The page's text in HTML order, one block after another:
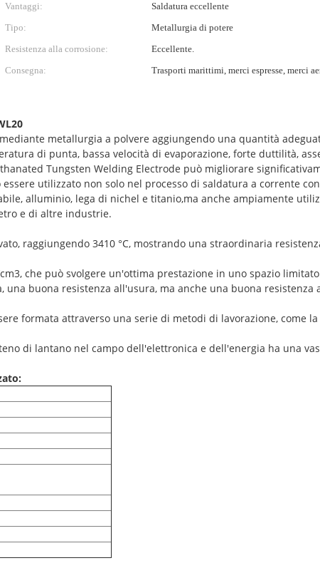
Vantaggi:
Saldatura eccellente
Tipo:
Metallurgia di potere
Resistenza alla corrosione:
Eccellente.
Consegna: Trasporti marittimi, merci espresse, merci
metallurgia a polvere aggiungendo una quantità
di punta, bassa velocità di evaporazione, forte duttilità,
Tungsten Welding Electrode può migliorare
utilizzato non solo nel processo di saldatura a corrente
alluminio, lega di nichel e titanio,ma anche ampiamente
e di altre industrie.
raggiungendo 3410 °C, mostrando una straordinaria
che può svolgere un'ottima prestazione in uno spazio
buona resistenza all'usura, ma anche una buona resistenza
formata attraverso una serie di metodi di lavorazione, come la
di lantano nel campo dell'elettronica e dell'energia ha una